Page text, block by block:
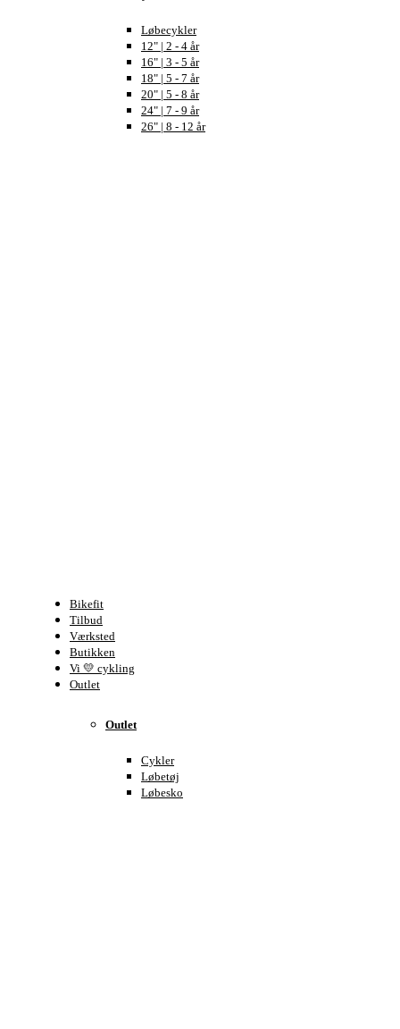
Løbecykler
12" | 2 - 4 år
16" | 3 - 5 år
18" | 5 - 7 år
20" | 5 - 8 år
24" | 7 - 9 år
26" | 8 - 12 år
Bikefit
Tilbud
Værksted
Butikken
Vi 💛 cykling
Outlet
Outlet
Cykler
Løbetøj
Løbesko